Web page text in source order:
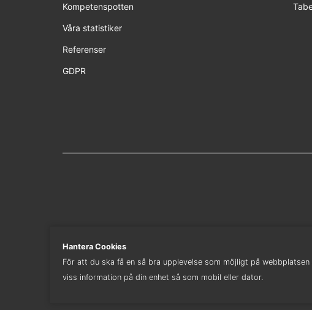
Kompetenspotten
Våra statistiker
Referenser
GDPR
Hantera Cookies
För att du ska få en så bra upplevelse som möjligt på
viss information på din enhet så som mobil eller dator.